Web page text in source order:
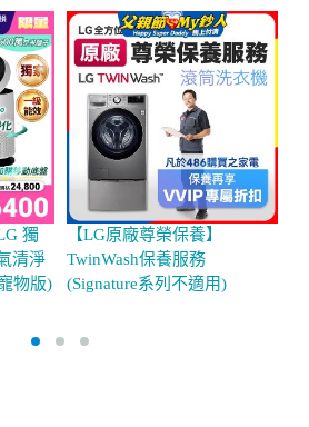
獨
清淨
物版)
【LG原廠尊榮保養】
TwinWash保養服務
(Signature系列不適用)